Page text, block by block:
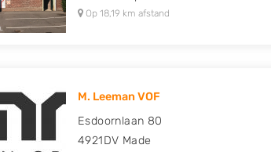
Op 18,19 km afstand
M. Leeman VOF
Esdoornlaan 80
4921DV Made